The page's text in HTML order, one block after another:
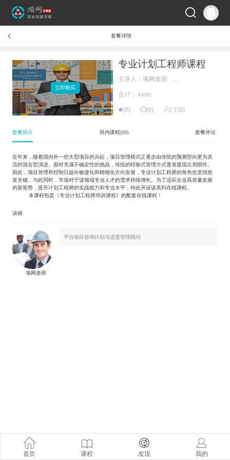
 套餐详情
立即购买
专业计划工程师课程
主讲人：项网老师 ...
合计： ¥4980
(0) (0) ( 156)
套餐简介 班内课程(10) 套餐评论
近年来，随着国内外一些大型项目的兴起，项目管理模式正逐步由传统的预测型向更为灵
活的混合型演进 。面对充满不确定性的挑战，传统的经验式管理方式逐渐显现出局限性。
因此，项目管理和控制日益向敏捷化和精细化方向发展
，专业计划工程师的角色也变得愈
发关键。与此同时，市场对于该领域专业人才的需求持续增长。 为了适应企业高质量发展
的新形势，提升计划工程师的实战能力和专业水平，特此开设该系列在线课程
本课程包是《专业计划工程师培训课程》的配套在线课程！
讲师
项网老师
平台项目咨询计划与进度管理顾问
首页 课程 发现 我的